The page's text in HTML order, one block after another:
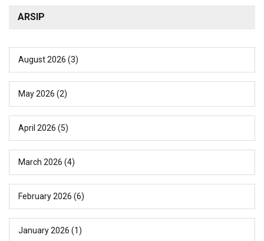
ARSIP
August 2026 (3)
May 2026 (2)
April 2026 (5)
March 2026 (4)
February 2026 (6)
January 2026 (1)